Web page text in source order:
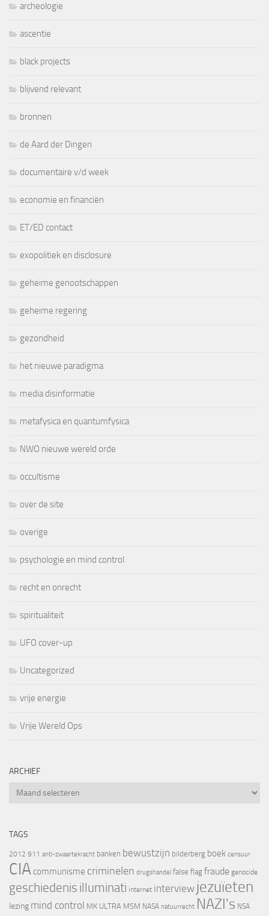
archeologie
ascentie
black projects
blijvend relevant
bronnen
de Aard der Dingen
documentaire v/d week
economie en financiën
ET/ED contact
exopolitiek en disclosure
geheime genootschappen
geheime regering
gezondheid
het nieuwe paradigma
media disinformatie
metafysica en quantumfysica
NWO nieuwe wereld orde
occultisme
over de site
overige
psychologie en mind control
recht en onrecht
spiritualiteit
UFO cover-up
Uncategorized
vrije energie
Vrije Wereld Ops
ARCHIEF
Archief
TAGS
2012 911 anti-zwaartekracht banken bewustzijn bilderberg boek censuur
CIA communisme criminelen drugshandel false flag fraude genocide
geschiedenis illuminati internet interview jezuïeten
lezing mind control MK ULTRA MSM NASA natuurrecht NAZI's NSA